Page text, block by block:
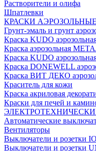
Растворители и олифа
Шпатлевки
КРАСКИ АЭРОЗОЛЬНЫЕ
Грунт-эмаль и грунт
Краска KUDO
Краска аэрозольная
Краска KUDO
Краска DONEWELL
Краска ВИТ ДЕКО
Краситель для кожи
Краска акриловая
Краски для печей и
Автоматические
Вентиляторы
Выключатели и розетки
Выключатели и розетки